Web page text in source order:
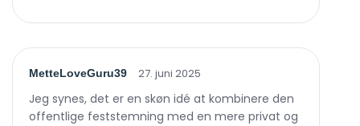
MetteLoveGuru39 27. juni 2025
Jeg synes, det er en skøn idé at kombinere den
offentlige feststemning med en mere privat og